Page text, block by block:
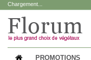
Chargement...
PROMOTIONS